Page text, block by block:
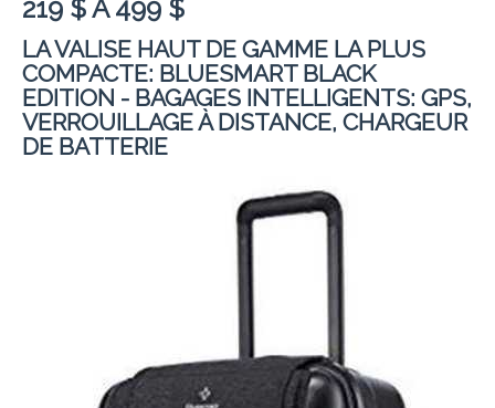
219 $ À 499 $
LA VALISE HAUT DE GAMME LA PLUS
COMPACTE: BLUESMART BLACK
EDITION - BAGAGES INTELLIGENTS: GPS,
VERROUILLAGE À DISTANCE, CHARGEUR
DE BATTERIE